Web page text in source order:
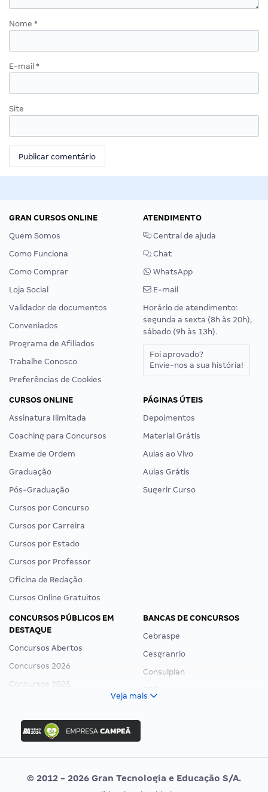
Nome *
E-mail *
Site
GRAN CURSOS ONLINE
Quem Somos
Como Funciona
Como Comprar
Loja Social
Validador de documentos
Conveniados
Programa de Afiliados
Trabalhe Conosco
Preferências de Cookies
ATENDIMENTO
Central de ajuda
Chat
WhatsApp
E-mail
Horário de atendimento:
segunda a sexta (8h às 20h),
sábado (9h às 13h).
Foi aprovado?
Envie-nos a sua história!
CURSOS ONLINE
Assinatura Ilimitada
Coaching para Concursos
Exame de Ordem
Graduação
Pós-Graduação
Cursos por Concurso
Cursos por Carreira
Cursos por Estado
Cursos por Professor
Oficina de Redação
Cursos Online Gratuitos
PÁGINAS ÚTEIS
Depoimentos
Material Grátis
Aulas ao Vivo
Aulas Grátis
Sugerir Curso
CONCURSOS PÚBLICOS EM
DESTAQUE
Concursos Abertos
Concursos 2026
Concursos 2025
Concurso Ibama
Concurso MPU
Editais publicados
BANCAS DE CONCURSOS
Cebraspe
Cesgranrio
Consulplan
Vunesp
Veja mais
© 2012 - 2026 Gran Tecnologia e Educação S/A.